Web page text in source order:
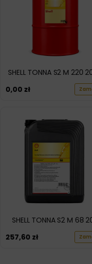
SHELL TONNA S2 M 220
0,00 zł
SHELL TONNA S2 M 68
257,60 zł